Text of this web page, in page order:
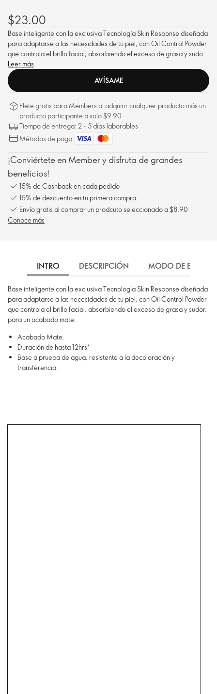
$23.00
Base inteligente con la exclusiva Tecnología Skin Response diseñada
para adaptarse a las necesidades de tu piel, con Oil Control Powder
que controla el brillo facial, absorbiendo el exceso de grasa y sudor,
para un acabado mate.
Leer más
AVÍSAME
Flete gratis para Members al adquirir cualquier producto más un
producto participante a solo $9.90
Tiempo de entrega: 2 - 3 días laborables
Métodos de pago:
¡Conviértete en Member y disfruta de grandes
beneficios!
15% de Cashback en cada pedido
15% de descuento en tu primera compra
Envío gratis al comprar un prodcuto seleccionado a $8.90
Conoce más
INTRO DESCRIPCIÓN MODO DE EMPLEO
Base inteligente con la exclusiva Tecnología Skin Response diseñada
para adaptarse a las necesidades de tu piel, con Oil Control Powder
que controla el brillo facial, absorbiendo el exceso de grasa y sudor,
para un acabado mate.
Acabado Mate.
Duración de hasta 12hrs*
Base a prueba de agua, resistente a la decoloración y
transferencia.